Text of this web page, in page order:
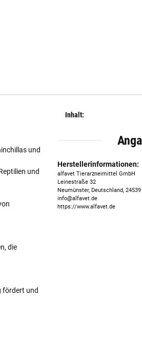
und
und
die
fördert und
Inhalt:
Herstellerinformationen:
alfavet Tierarzneimittel GmbH
Leinestraße 32
Neumünster, Deutschland, 24539
info@alfavet.de
https://www.alfavet.de